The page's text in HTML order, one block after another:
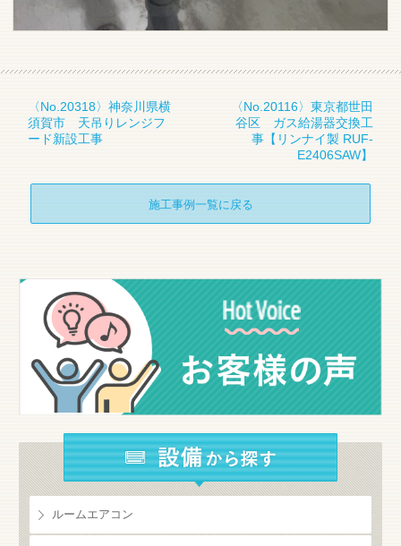
〈No.20116〉東京都世田
谷区 ガス給湯器交換工
事【リンナイ製 RUF-
E2406SAW】
〈No.20318〉神奈川県横
須賀市 天吊りレンジフ
ード新設工事
施工事例一覧に戻る
ルームエアコン